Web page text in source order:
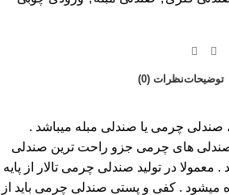
توضیحاتنظرات (0)
صندلی چرمی یا صندلی مبله میباشد .
های چرمی جزو راحت ترین صندلی
. معمولا در تولید صندلی چرمی تالار از پایه
میشود . کفی و پستی صندلی چرمی باید از